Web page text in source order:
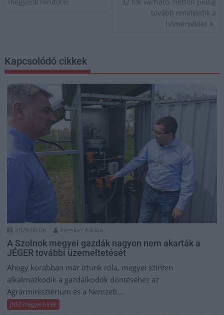
tovább emelkedik a
hőmérséklet
Kapcsolódó cikkek
2026.08.06. Fazekas Adrián
A Szolnok megyei gazdák nagyon nem akarták a
JÉGER további üzemeltetését
Ahogy korábban már írtunk róla, megyei szinten
alkalmazkodik a gazdálkodók döntéséhez az
Agrárminisztérium és a Nemzeti...
JNSZ megyei hírek